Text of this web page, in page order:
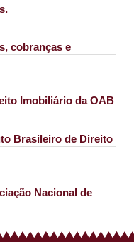
cobranças e
Imobiliário da OAB
Brasileiro de Direito
Nacional de